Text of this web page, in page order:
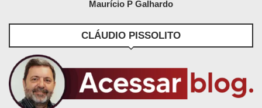
Maurício P Galhardo
CLÁUDIO PISSOLITO